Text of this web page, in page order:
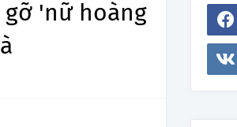
'nữ hoàng